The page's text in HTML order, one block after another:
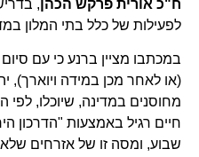
ח"כ אורית פרקש הכהן,
לפעילות של כלל בתי המלון
במכתבו מציין ברנע כי עם
(או לאחר מכן במידה ויוארך),
מחוסנים במדינה, שיוכלו, לפי
חיים רגיל באמצעות "הדרכון
שבוע, ומסה זו של אזרחים שלא